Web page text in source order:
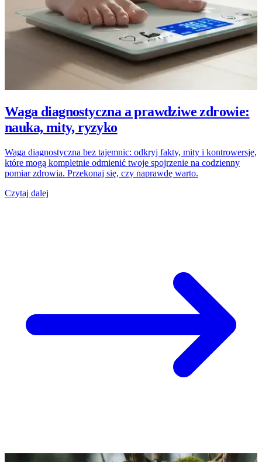
Waga diagnostyczna a prawdziwe zdrowie:
nauka, mity, ryzyko
Waga diagnostyczna bez tajemnic: odkryj fakty, mity i kontrowersje,
które mogą kompletnie odmienić twoje spojrzenie na codzienny
pomiar zdrowia. Przekonaj się, czy naprawdę warto.
Czytaj dalej